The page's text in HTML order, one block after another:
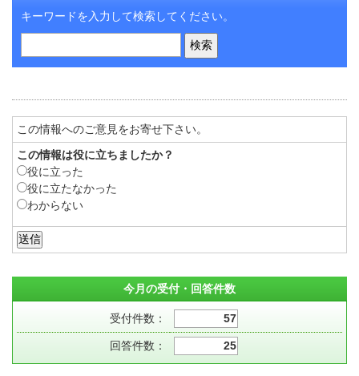
キーワードを入力して検索してください。
この情報へのご意見をお寄せ下さい。
この情報は役に立ちましたか？
役に立った
役に立たなかった
わからない
今月の受付・回答件数
受付件数： 57
回答件数： 25